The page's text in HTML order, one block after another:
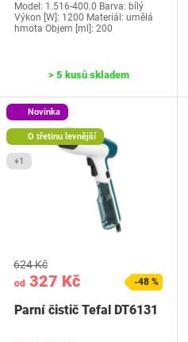
Model: ‎1.516-400.0 Barva: bílý
Výkon [W]: 1200 Materiál: umělá
hmota Objem [ml]: 200
> 5 kusů skladem
Novinka
O třetinu levnější
+1
od 327 Kč
624 Kč
-48 %
Parní čistič Tefal DT6131